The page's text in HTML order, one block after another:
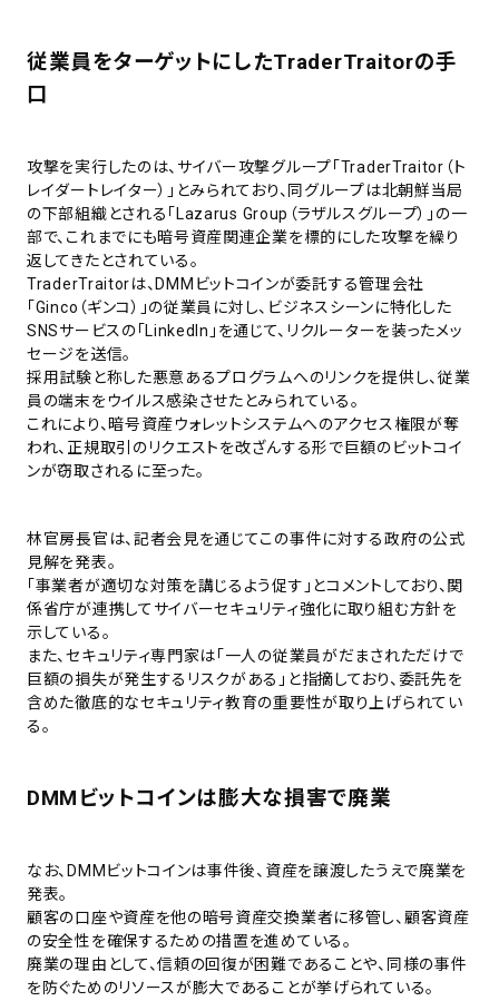
従業員をターゲットにしたTraderTraitorの手
口
攻撃を実行したのは、サイバー攻撃グループ「TraderTraitor（ト
レイダートレイター）」とみられており、同グループは北朝鮮当局
の下部組織とされる「Lazarus Group（ラザルスグループ）」の一
部で、これまでにも暗号資産関連企業を標的にした攻撃を繰り
返してきたとされている。
TraderTraitorは、DMMビットコインが委託する管理会社
「Ginco（ギンコ）」の従業員に対し、ビジネスシーンに特化した
SNSサービスの「LinkedIn」を通じて、リクルーターを装ったメッ
セージを送信。
採用試験と称した悪意あるプログラムへのリンクを提供し、従業
員の端末をウイルス感染させたとみられている。
これにより、暗号資産ウォレットシステムへのアクセス権限が奪
われ、正規取引のリクエストを改ざんする形で巨額のビットコイ
ンが窃取されるに至った。
林官房長官は、記者会見を通じてこの事件に対する政府の公式
見解を発表。
「事業者が適切な対策を講じるよう促す」とコメントしており、関
係省庁が連携してサイバーセキュリティ強化に取り組む方針を
示している。
また、セキュリティ専門家は「一人の従業員がだまされただけで
巨額の損失が発生するリスクがある」と指摘しており、委託先を
含めた徹底的なセキュリティ教育の重要性が取り上げられてい
る。
DMMビットコインは膨大な損害で廃業
なお、DMMビットコインは事件後、資産を譲渡したうえで廃業を
発表。
顧客の口座や資産を他の暗号資産交換業者に移管し、顧客資産
の安全性を確保するための措置を進めている。
廃業の理由として、信頼の回復が困難であることや、同様の事件
を防ぐためのリソースが膨大であることが挙げられている。